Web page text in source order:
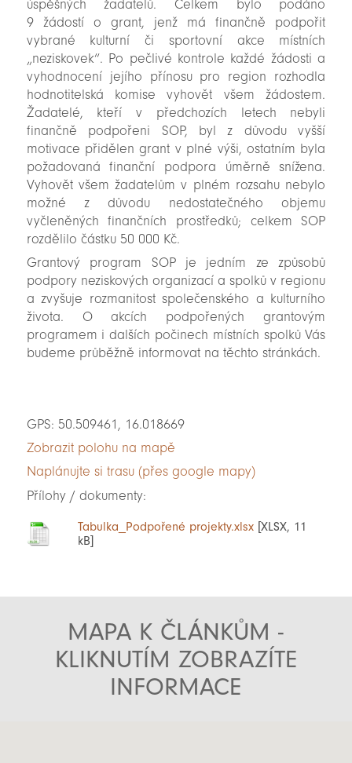
úspěšných žadatelů. Celkem bylo podáno
9 žádostí o grant, jenž má finančně podpořit
vybrané kulturní či sportovní akce místních
„neziskovek“. Po pečlivé kontrole každé žádosti a
vyhodnocení jejího přínosu pro region rozhodla
hodnotitelská komise vyhovět všem žádostem.
Žadatelé, kteří v předchozích letech nebyli
finančně podpořeni SOP, byl z důvodu vyšší
motivace přidělen grant v plné výši, ostatním byla
požadovaná finanční podpora úměrně snížena.
Vyhovět všem žadatelům v plném rozsahu nebylo
možné z důvodu nedostatečného objemu
vyčleněných finančních prostředků; celkem SOP
rozdělilo částku 50 000 Kč.
Grantový program SOP je jedním ze způsobů
podpory neziskových organizací a spolků v regionu
a zvyšuje rozmanitost společenského a kulturního
života. O akcích podpořených grantovým
programem i dalších počinech místních spolků Vás
budeme průběžně informovat na těchto stránkách.
GPS: 50.509461, 16.018669
Zobrazit polohu na mapě
Naplánujte si trasu (přes google mapy)
Přílohy / dokumenty:
Tabulka_Podpořené projekty.xlsx[XLSX, 11
kB]
MAPA K ČLÁNKŮM -
KLIKNUTÍM ZOBRAZÍTE
INFORMACE